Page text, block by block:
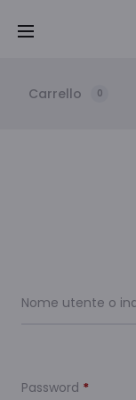
Carrello 0
iNome utente o
Password *Richiesto